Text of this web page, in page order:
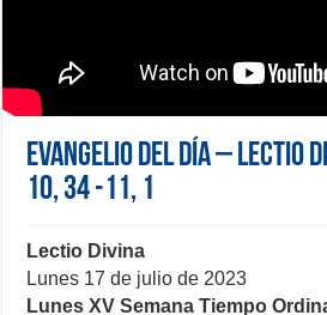
Evangelio del día – Lectio
10, 34 -11, 1
Lectio Divina
Lunes 17 de julio de 2023
Lunes XV Semana Tiempo